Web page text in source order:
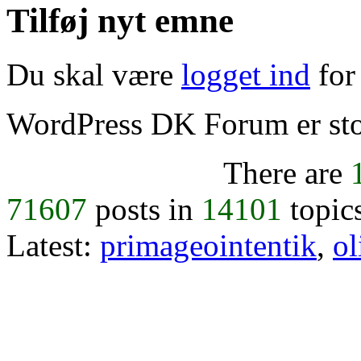
Tilføj nyt emne
Du skal være logget ind for
WordPress DK Forum er
There are
71607 posts in 14101
Latest: primageointentik,